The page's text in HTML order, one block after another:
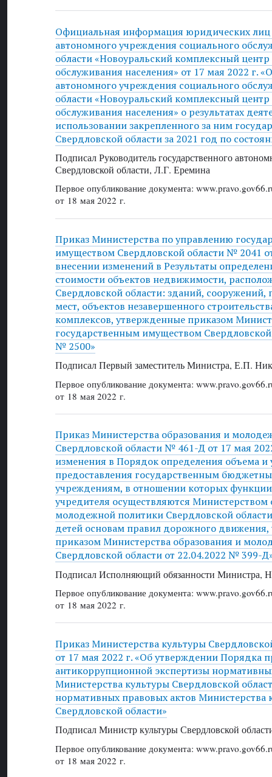
Официальная информация юридических лиц
автономного учреждения социального
области «Новоуральский комплексный
обслуживания населения» от 17 мая 2022 г.
автономного учреждения социального
области «Новоуральский комплексный
обслуживания населения» о результатах
использовании закрепленного за ним
Свердловской области за 2021 год по
Подписал Руководитель государственного
Свердловской области, Л.Г. Еремина
Первое опубликование документа:
от 18 мая 2022 г.
Приказ Министерства по управлению
имуществом Свердловской области № 2041
внесении изменений в Результаты
стоимости объектов недвижимости,
Свердловской области: зданий,
мест, объектов незавершенного
комплексов, утвержденные приказом
государственным имуществом Свердловской
№ 2500»
Подписал Первый заместитель Министра, Е.П.
Первое опубликование документа:
от 18 мая 2022 г.
Приказ Министерства образования и
Свердловской области № 461-Д от 17 мая
изменения в Порядок определения объема и
предоставления государственным
учреждениям, в отношении которых
учредителя осуществляются Министерством
молодежной политики Свердловской
детей основам правил дорожного
приказом Министерства образования и
Свердловской области от 22.04.2022 № 399-
Подписал Исполняющий обязанности Министра,
Первое опубликование документа:
от 18 мая 2022 г.
Приказ Министерства культуры
от 17 мая 2022 г. «Об утверждении Порядка
антикоррупционной экспертизы
Министерства культуры Свердловской
нормативных правовых актов Министерства
Свердловской области»
Подписал Министр культуры Свердловской
Первое опубликование документа:
от 18 мая 2022 г.